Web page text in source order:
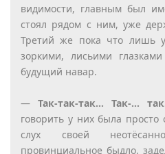
видимости, главным был
стоял рядом с ним, уже
Третий же пока что лишь
зоркими, лисьими
будущий навар.
— Так-так-так… Так-…
говорить у них была просто
слух своей
провинциальное быдло,